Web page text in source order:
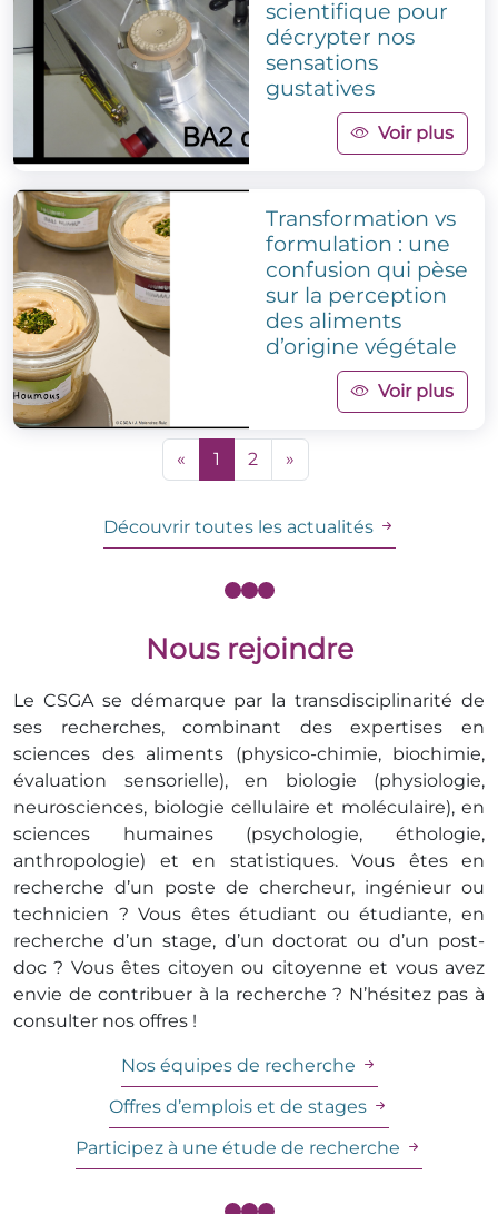
scientifique pour
décrypter nos
sensations
gustatives
Voir plus
Transformation vs
formulation : une
confusion qui pèse
sur la perception
des aliments
d’origine végétale
Voir plus
« 1 2 »
Découvrir toutes les actualités
Nous rejoindre
Le CSGA se démarque par la transdisciplinarité de
ses recherches, combinant des expertises en
sciences des aliments (physico-chimie, biochimie,
évaluation sensorielle), en biologie (physiologie,
neurosciences, biologie cellulaire et moléculaire), en
sciences humaines (psychologie, éthologie,
anthropologie) et en statistiques. Vous êtes en
recherche d’un poste de chercheur, ingénieur ou
technicien ? Vous êtes étudiant ou étudiante, en
recherche d’un stage, d’un doctorat ou d’un post-
doc ? Vous êtes citoyen ou citoyenne et vous avez
envie de contribuer à la recherche ? N’hésitez pas à
consulter nos offres !
Nos équipes de recherche
Offres d’emplois et de stages
Participez à une étude de recherche